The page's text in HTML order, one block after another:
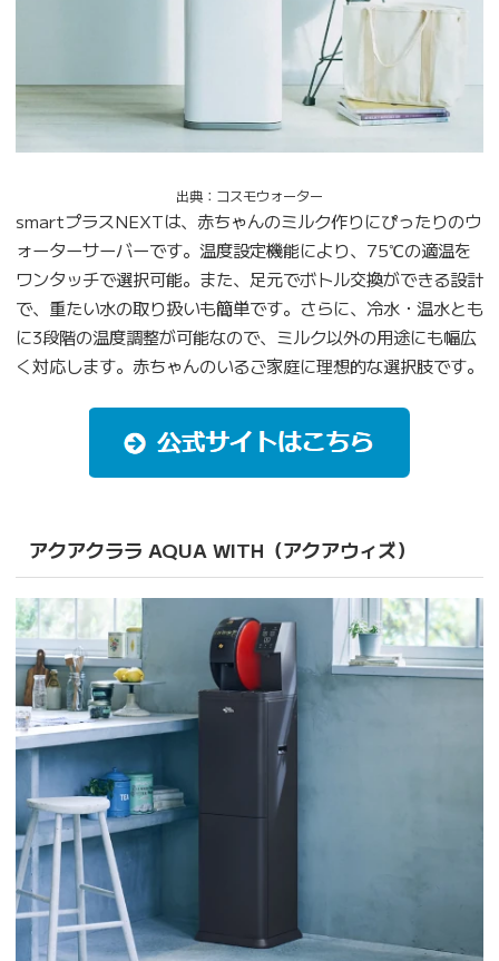
出典：コスモウォーター
smartプラスNEXTは、赤ちゃんのミルク作りにぴったりのウ
ォーターサーバーです。温度設定機能により、75℃の適温を
ワンタッチで選択可能。また、足元でボトル交換ができる設計
で、重たい水の取り扱いも簡単です。さらに、冷水・温水とも
に3段階の温度調整が可能なので、ミルク以外の用途にも幅広
く対応します。赤ちゃんのいるご家庭に理想的な選択肢です。
アクアクララ AQUA WITH（アクアウィズ）